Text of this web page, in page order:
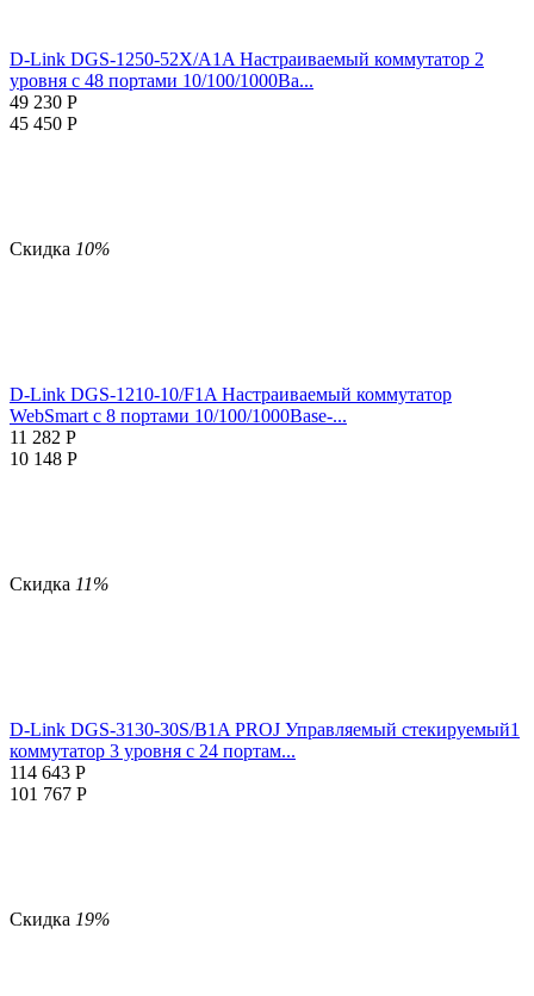
D-Link DGS-1250-52X/A1A Настраиваемый коммутатор 2
уровня c 48 портами 10/100/1000Ba...
49 230 Р
45 450 Р
Скидка 10%
D-Link DGS-1210-10/F1A Настраиваемый коммутатор
WebSmart с 8 портами 10/100/1000Base-...
11 282 Р
10 148 Р
Скидка 11%
D-Link DGS-3130-30S/B1A PROJ Управляемый стекируемый1
коммутатор 3 уровня с 24 портам...
114 643 Р
101 767 Р
Скидка 19%